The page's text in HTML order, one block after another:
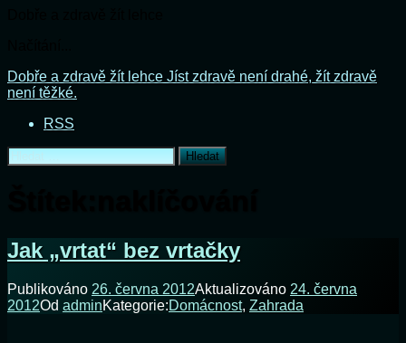
Přejít
k
webu
Dobře a zdravě žít lehce Jíst zdravě není drahé, žít zdravě
není těžké.
RSS
Vyhledávání
Jak „vrtat“ bez vrtačky
Publikováno 26. června 2012Aktualizováno 24. června
2012Od adminKategorie:Domácnost, Zahrada